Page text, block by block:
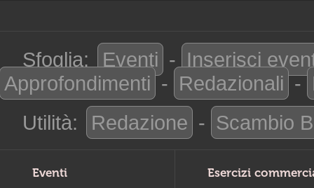
Sfoglia: Eventi - Inserisci
Approfondimenti - Redazionali -
Utilità:
Redazione - Scambio
Eventi Esercizi